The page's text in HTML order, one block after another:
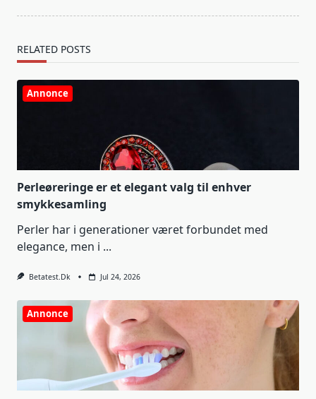
RELATED POSTS
Annonce
Perleøreringe er et elegant valg til enhver
smykkesamling
Perler har i generationer været forbundet med
elegance, men i ...
Betatest.dk Jul 24, 2026
Annonce